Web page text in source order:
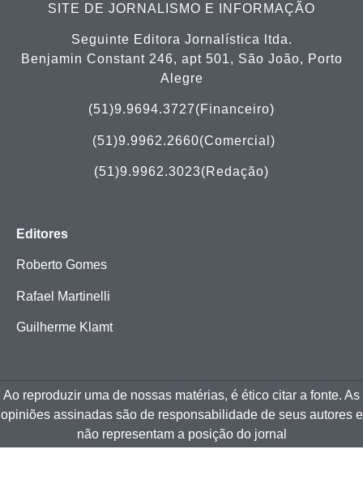
SITE DE JORNALISMO E INFORMAÇÃO
Seguinte Editora Jornalística ltda.
Benjamin Constant 246, apt 501, São João, Porto
Alegre
(51)9.9694.3727(Financeiro)
(51)9.9962.2660(Comercial)
(51)9.9962.3023(Redação)
Editores
Roberto Gomes
Rafael Martinelli
Guilherme Klamt
Ao reproduzir uma de nossas matérias, é ético citar a fonte. As
opiniões assinadas são de responsabilidade de seus autores e
não representam a posição do jornal